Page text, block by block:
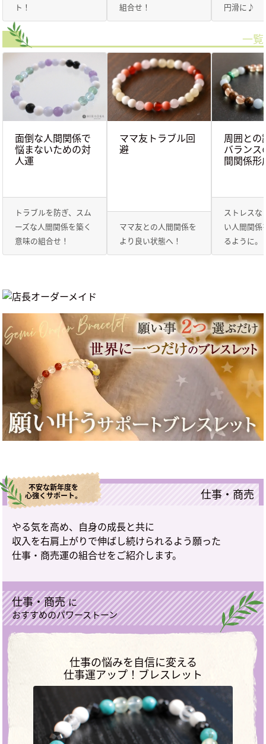
ト！
組合せ！
円滑に♪
一覧
面倒な人間関係で
悩まないための対
人運
トラブルを防ぎ、スム
ーズな人間関係を築く
意味の組合せ！
ママ友トラブル回
避
ママ友との人間関係を
より良い状態へ！
周囲との
バランス
間関係形
ストレスな
い人間関係
るように。
仕事・商売
不安な新年度を
心強くサポート。
やる気を高め、自身の成長と共に
収入を右肩上がりで伸ばし続けられるよう願った
仕事・商売運の組合せをご紹介します。
仕事・商売に
おすすめのパワーストーン
仕事の悩みを自信に変える
仕事運アップ！ブレスレット